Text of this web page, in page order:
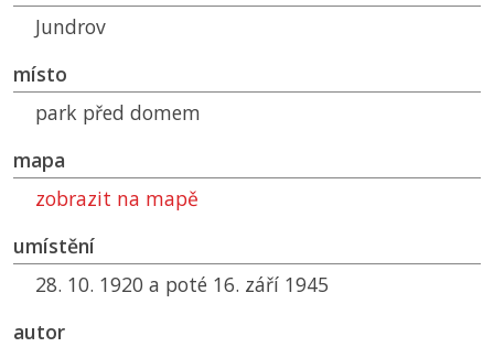
Jundrov
místo
park před domem
mapa
zobrazit na mapě
umístění
28. 10. 1920 a poté 16. září 1945
autor